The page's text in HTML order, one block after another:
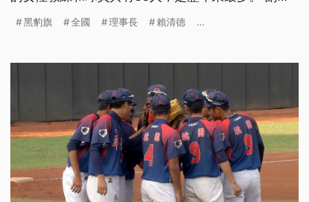
擔任開球嘉賓，第八屆黑豹旗全國高中棒球賽，24日
擊，但黑豹旗還能屹立不搖，讓國際社會看到台灣的
黑豹旗 全國 理事長 賴清德 ...